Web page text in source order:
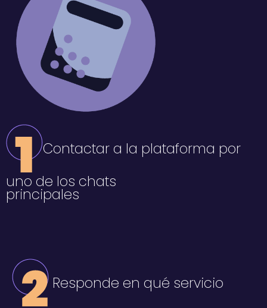
Contactar a la plataforma por
uno de los chats
principales
Responde en qué servicio